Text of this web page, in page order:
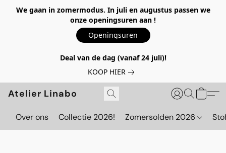
We gaan in zomermodus. In juli en augustus passen we
onze openingsuren aan !
Openingsuren
Deal van de dag (vanaf 24 juli)!
KOOP HIER
Atelier Linabo
Over ons Collectie 2026! Zomersolden 2026